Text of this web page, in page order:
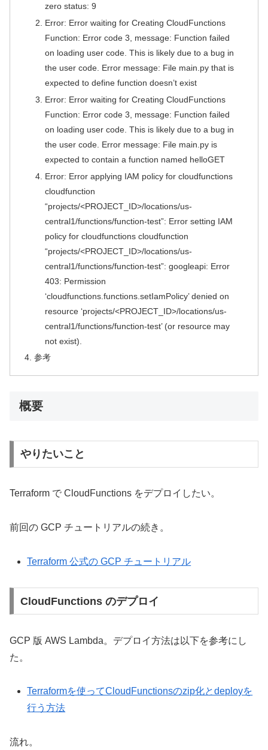
zero status: 9
Error: Error waiting for Creating CloudFunctions
Function: Error code 3, message: Function failed
on loading user code. This is likely due to a bug in
the user code. Error message: File main.py that is
expected to define function doesn’t exist
Error: Error waiting for Creating CloudFunctions
Function: Error code 3, message: Function failed
on loading user code. This is likely due to a bug in
the user code. Error message: File main.py is
expected to contain a function named helloGET
Error: Error applying IAM policy for cloudfunctions
cloudfunction
“projects/<PROJECT_ID>/locations/us-
central1/functions/function-test”: Error setting IAM
policy for cloudfunctions cloudfunction
“projects/<PROJECT_ID>/locations/us-
central1/functions/function-test”: googleapi: Error
403: Permission
‘cloudfunctions.functions.setIamPolicy’ denied on
resource ‘projects/<PROJECT_ID>/locations/us-
central1/functions/function-test’ (or resource may
not exist).
参考
概要
やりたいこと
Terraform で CloudFunctions をデプロイしたい。
前回の GCP チュートリアルの続き。
Terraform 公式の GCP チュートリアル
CloudFunctions のデプロイ
GCP 版 AWS Lambda。デプロイ方法は以下を参考にし
た。
Terraformを使ってCloudFunctionsのzip化とdeployを
行う方法
流れ。